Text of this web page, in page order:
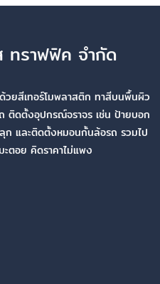
ทราฟฟิค จำกัด
วยสีเทอร์โมพลาสติก ทาสีบนพื้นผิว
ติดตั้งอุปกรณ์จราจร เช่น ป้ายบอก
ลุก และติดตั้งหมอนกั้นล้อรถ รวมไป
ตอย คิดราคาไม่แพง